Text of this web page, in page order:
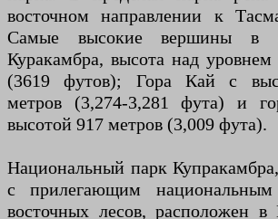
восточном направлении к
Самые высокие вершины в
Куракамбра, высота над
(3619 футов); Гора Кай с
метров (3,274-3,281 фута) и
высотой 917 метров (3,009 фута).
Национальный парк
с прилегающим
восточных лесов, расположен